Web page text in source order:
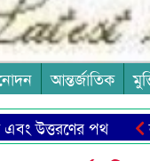
আন্তর্জাতিক
পথ